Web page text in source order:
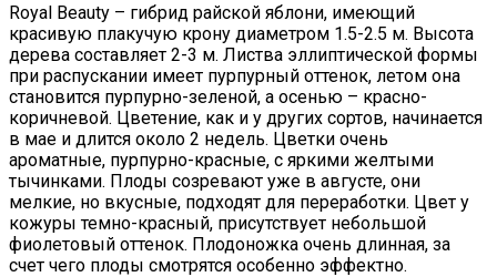
Royal Beauty – гибрид райской яблони, имеющий
красивую плакучую крону диаметром 1.5-2.5 м. Высота
дерева составляет 2-3 м. Листва эллиптической формы
при распускании имеет пурпурный оттенок, летом она
становится пурпурно-зеленой, а осенью – красно-
коричневой. Цветение, как и у других сортов, начинается
в мае и длится около 2 недель. Цветки очень
ароматные, пурпурно-красные, с яркими желтыми
тычинками. Плоды созревают уже в августе, они
мелкие, но вкусные, подходят для переработки. Цвет у
кожуры темно-красный, присутствует небольшой
фиолетовый оттенок. Плодоножка очень длинная, за
счет чего плоды смотрятся особенно эффектно.